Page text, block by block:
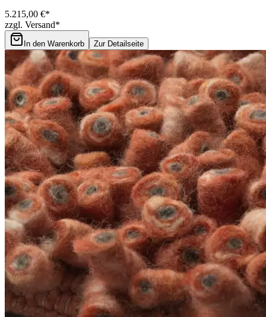
5.215,00 €*
zzgl. Versand*
In den Warenkorb Zur Detailseite